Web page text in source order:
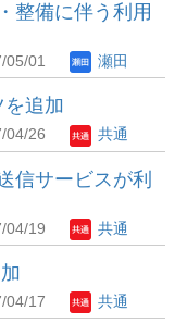
整備に伴う利用
05/01 瀬田
追加
04/26 共通
信サービスが利
04/19 共通
04/17 共通